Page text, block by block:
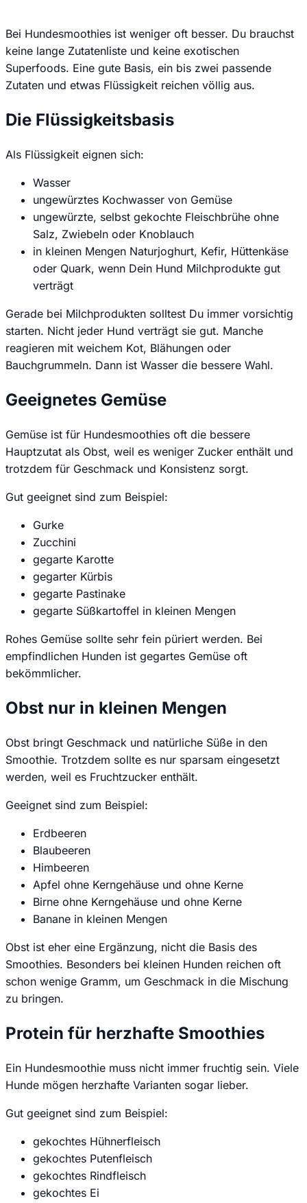
Bei Hundesmoothies ist weniger oft besser. Du brauchst
keine lange Zutatenliste und keine exotischen
Superfoods. Eine gute Basis, ein bis zwei passende
Zutaten und etwas Flüssigkeit reichen völlig aus.
Die Flüssigkeitsbasis
Als Flüssigkeit eignen sich:
Wasser
ungewürztes Kochwasser von Gemüse
ungewürzte, selbst gekochte Fleischbrühe ohne
Salz, Zwiebeln oder Knoblauch
in kleinen Mengen Naturjoghurt, Kefir, Hüttenkäse
oder Quark, wenn Dein Hund Milchprodukte gut
verträgt
Gerade bei Milchprodukten solltest Du immer vorsichtig
starten. Nicht jeder Hund verträgt sie gut. Manche
reagieren mit weichem Kot, Blähungen oder
Bauchgrummeln. Dann ist Wasser die bessere Wahl.
Geeignetes Gemüse
Gemüse ist für Hundesmoothies oft die bessere
Hauptzutat als Obst, weil es weniger Zucker enthält und
trotzdem für Geschmack und Konsistenz sorgt.
Gut geeignet sind zum Beispiel:
Gurke
Zucchini
gegarte Karotte
gegarter Kürbis
gegarte Pastinake
gegarte Süßkartoffel in kleinen Mengen
Rohes Gemüse sollte sehr fein püriert werden. Bei
empfindlichen Hunden ist gegartes Gemüse oft
bekömmlicher.
Obst nur in kleinen Mengen
Obst bringt Geschmack und natürliche Süße in den
Smoothie. Trotzdem sollte es nur sparsam eingesetzt
werden, weil es Fruchtzucker enthält.
Geeignet sind zum Beispiel:
Erdbeeren
Blaubeeren
Himbeeren
Apfel ohne Kerngehäuse und ohne Kerne
Birne ohne Kerngehäuse und ohne Kerne
Banane in kleinen Mengen
Obst ist eher eine Ergänzung, nicht die Basis des
Smoothies. Besonders bei kleinen Hunden reichen oft
schon wenige Gramm, um Geschmack in die Mischung
zu bringen.
Protein für herzhafte Smoothies
Ein Hundesmoothie muss nicht immer fruchtig sein. Viele
Hunde mögen herzhafte Varianten sogar lieber.
Gut geeignet sind zum Beispiel:
gekochtes Hühnerfleisch
gekochtes Putenfleisch
gekochtes Rindfleisch
gekochtes Ei